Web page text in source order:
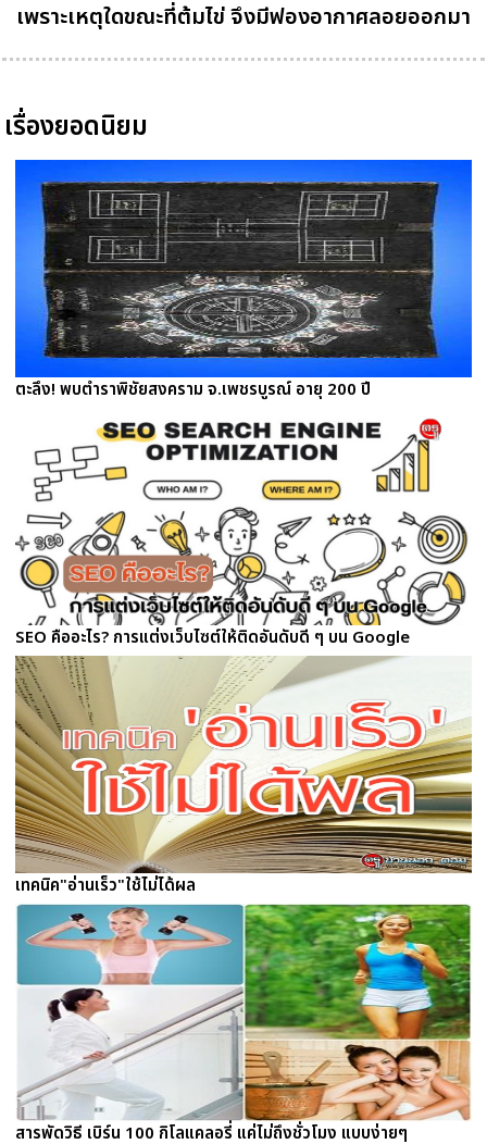
เพราะเหตุใดขณะที่ต้มไข่ จึงมีฟองอากาศลอยออกมา
เรื่องยอดนิยม
ตะลึง! พบตำราพิชัยสงคราม จ.เพชรบูรณ์ อายุ 200 ปี
SEO คืออะไร? การแต่งเว็บไซต์ให้ติดอันดับดี ๆ บน Google
เทคนิค"อ่านเร็ว"ใช้ไม่ได้ผล
สารพัดวิธี เบิร์น 100 กิโลแคลอรี่ แค่ไม่ถึงชั่วโมง แบบง่ายๆ